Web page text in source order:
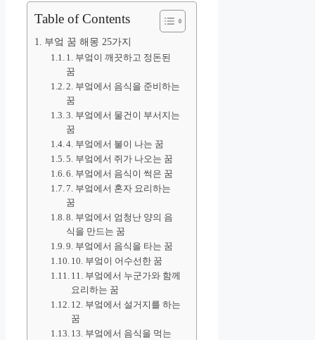
Table of Contents
부엌 꿈 해몽 25가지
1. 부엌이 깨끗하고 정돈된
꿈
2. 부엌에서 음식을 준비하는
꿈
3. 부엌에서 물건이 부서지는
꿈
4. 부엌에서 불이 나는 꿈
5. 부엌에서 쥐가 나오는 꿈
6. 부엌에서 음식이 썩은 꿈
7. 부엌에서 혼자 요리하는
꿈
8. 부엌에서 엄청난 양의 음
식을 만드는 꿈
9. 부엌에서 음식을 타는 꿈
10. 부엌이 어수선한 꿈
11. 부엌에서 누군가와 함께
요리하는 꿈
12. 부엌에서 설거지를 하는
꿈
13. 부엌에서 음식을 먹는